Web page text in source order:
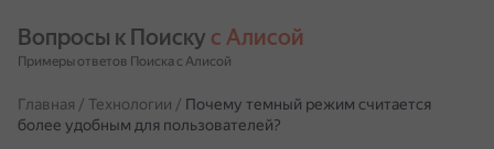
Вопросы к Поиску с Алисой
Примеры ответов Поиска с Алисой
Главная / Технологии / Почему темный режим считается
более удобным для пользователей?